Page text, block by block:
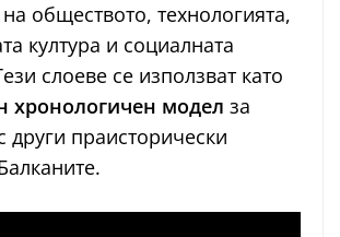
обществото, технологията,
култура и социалната
слоеве се използват като
хронологичен модел за
други праисторически